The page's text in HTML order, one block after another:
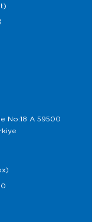
No:18 A 59500